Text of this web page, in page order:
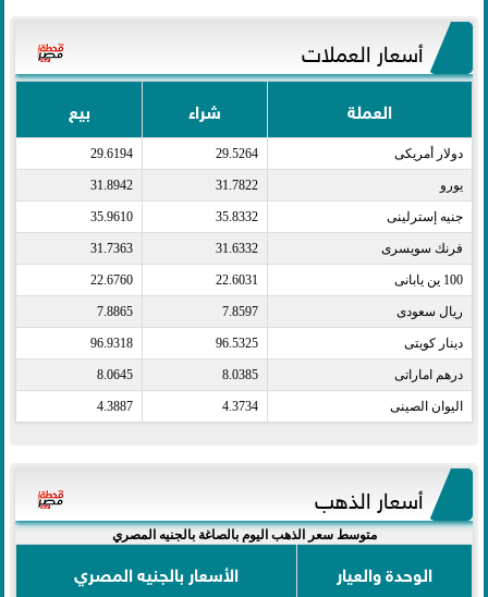
أسعار العملات
العملة شراء بيع
دولار أمريكى​ 29.5264
29.6194
يورو​ 31.7822
31.8942
جنيه إسترلينى​ 35.8332
35.9610
فرنك سويسرى​ 31.6332
31.7363
100 ين يابانى​ 22.6031
22.6760
ريال سعودى​ 7.8597
7.8865
دينار كويتى​ 96.5325
96.9318
درهم اماراتى​ 8.0385
8.0645
اليوان الصينى​ 4.3734
4.3887
أسعار الذهب
متوسط سعر الذهب اليوم بالصاغة بالجنيه المصري
الوحدة والعيار
الأسعار بالجنيه المصري